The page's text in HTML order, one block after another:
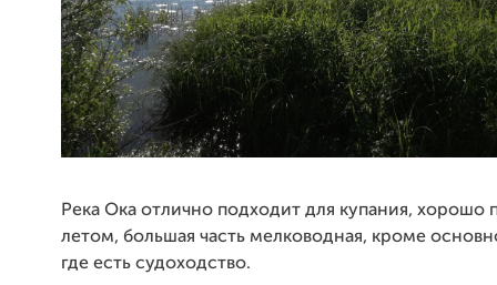
Река Ока отлично подходит для купания, хорошо
летом, большая часть мелководная, кроме
где есть судоходство.